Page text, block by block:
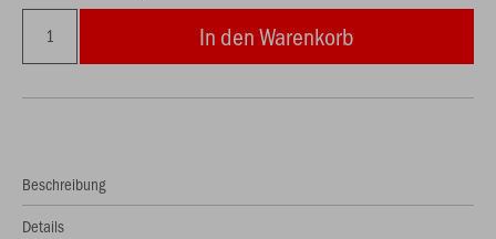
In den Warenkorb
Beschreibung
Details